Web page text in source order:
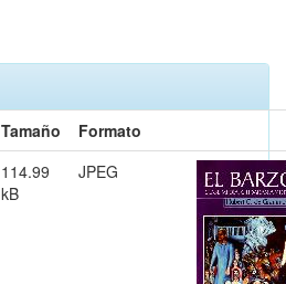
Tamaño
Formato
114.99
kB
JPEG